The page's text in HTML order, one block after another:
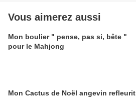
Vous aimerez aussi
Mon boulier " pense, pas si, bête "
pour le Mahjong
Mon Cactus de Noël angevin refleurit